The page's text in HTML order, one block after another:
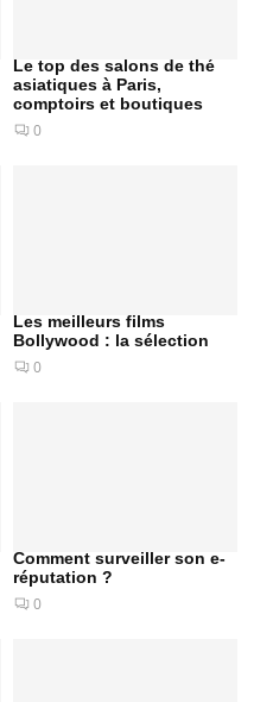
Le top des salons de thé
asiatiques à Paris,
comptoirs et boutiques
0
Les meilleurs films
Bollywood : la sélection
0
Comment surveiller son e-
réputation ?
0